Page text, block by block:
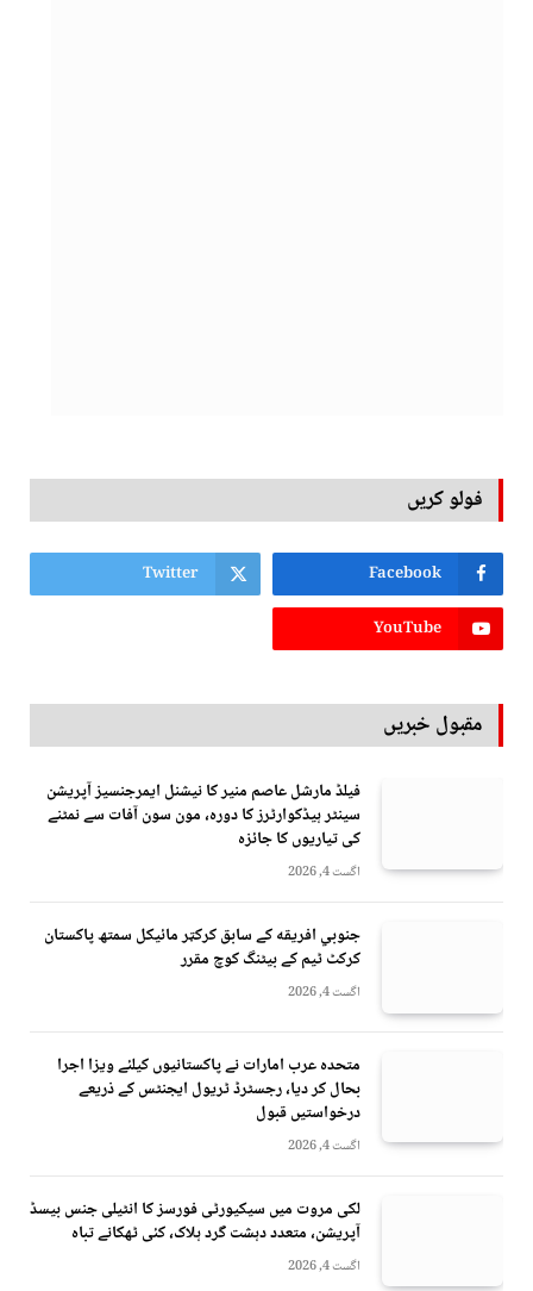
فولو کریں
Facebook
Twitter
YouTube
مقبول خبریں
فیلڈ مارشل عاصم منیر کا نیشنل ایمرجنسیز آپریشن
سینٹر ہیڈکوارٹرز کا دورہ، مون سون آفات سے نمٹنے
کی تیاریوں کا جائزہ
اگست 4, 2026
جنوبي افريقه کے سابق کرکټر مائیکل سمتھ پاکستان
کرکٹ ٹیم کے بیٹنگ کوچ مقرر
اگست 4, 2026
متحدہ عرب امارات نے پاکستانیوں کیلئے ویزا اجرا
بحال کر دیا، رجسٹرڈ ٹریول ایجنٹس کے ذریعے
درخواستیں قبول
اگست 4, 2026
لکی مروت میں سیکیورٹی فورسز کا انٹیلی جنس بیسڈ
آپریشن، متعدد دہشت گرد ہلاک، کئی ٹھکانے تباہ
اگست 4, 2026